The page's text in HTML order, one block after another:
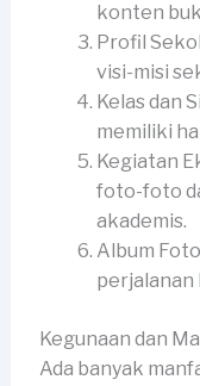
konten
Profil
visi-misi
Kelas dan
memiliki
Kegiatan
foto-foto
akademis.
Album
perjalanan
Kegunaan dan
Ada banyak